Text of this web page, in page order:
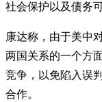
社会保护以及债务
康达称，由于美中
两国关系的一个方
竞争，以免陷入误
合作。